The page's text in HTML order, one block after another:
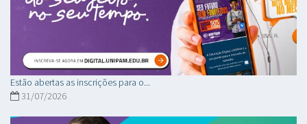
Estão abertas as inscrições para o...
31/07/2026